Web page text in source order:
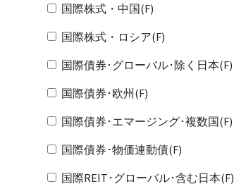
国際株式・中国(F)
国際株式・ロシア(F)
国際債券･グローバル･除く日本(F)
国際債券･欧州(F)
国際債券･エマージング･複数国(F)
国際債券･物価連動債(F)
国際REIT･グローバル･含む日本(F)